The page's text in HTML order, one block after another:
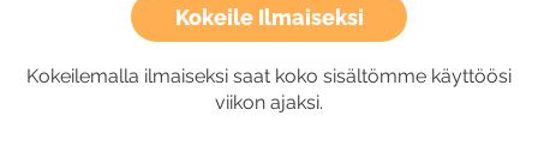
Kokeile Ilmaiseksi
Kokeilemalla ilmaiseksi saat koko sisältömme käyttöösi
viikon ajaksi.